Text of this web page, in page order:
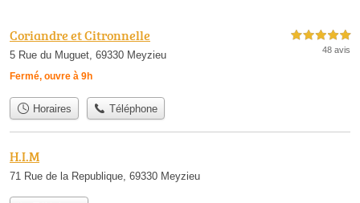
Coriandre et Citronnelle
5 Rue du Muguet, 69330 Meyzieu
Fermé, ouvre à 9h
5,0 étoiles sur 5
48 avis
Horaires Téléphone
H.I.M
71 Rue de la Republique, 69330 Meyzieu